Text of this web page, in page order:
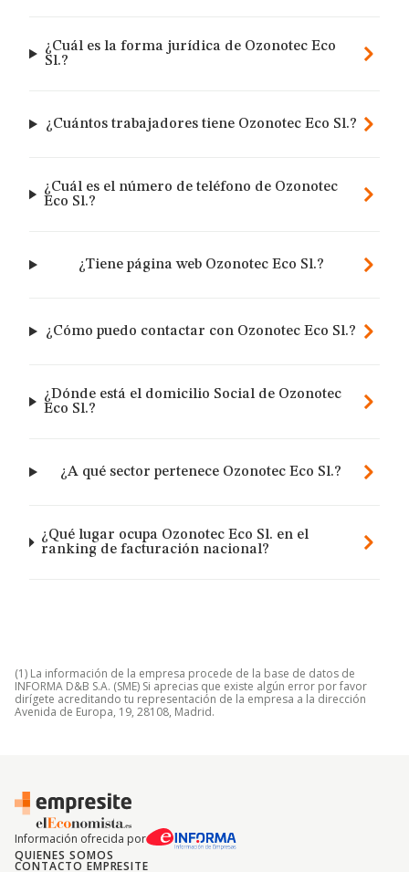
¿Cuál es la forma jurídica de Ozonotec Eco
Sl.?
¿Cuántos trabajadores tiene Ozonotec Eco Sl.?
¿Cuál es el número de teléfono de Ozonotec
Eco Sl.?
¿Tiene página web Ozonotec Eco Sl.?
¿Cómo puedo contactar con Ozonotec Eco Sl.?
¿Dónde está el domicilio Social de Ozonotec
Eco Sl.?
¿A qué sector pertenece Ozonotec Eco Sl.?
¿Qué lugar ocupa Ozonotec Eco Sl. en el
ranking de facturación nacional?
(1) La información de la empresa procede de la base de datos de
INFORMA D&B S.A. (SME) Si aprecias que existe algún error por favor
dirígete acreditando tu representación de la empresa a la dirección
Avenida de Europa, 19, 28108, Madrid.
Información ofrecida por
QUIENES SOMOS
CONTACTO EMPRESITE